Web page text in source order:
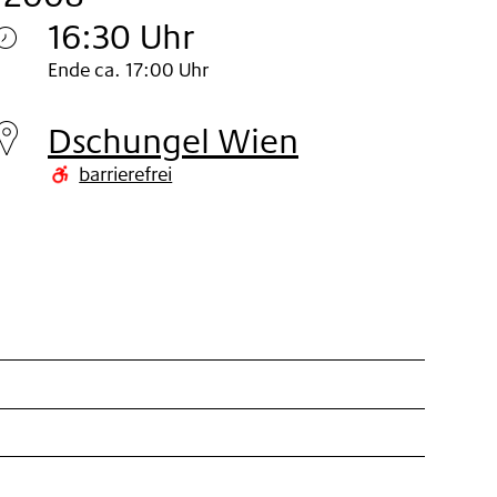
16:30 Uhr
Sonntag
Nov
Ende ca. 17:00 Uhr
Dschungel Wien
barrierefrei